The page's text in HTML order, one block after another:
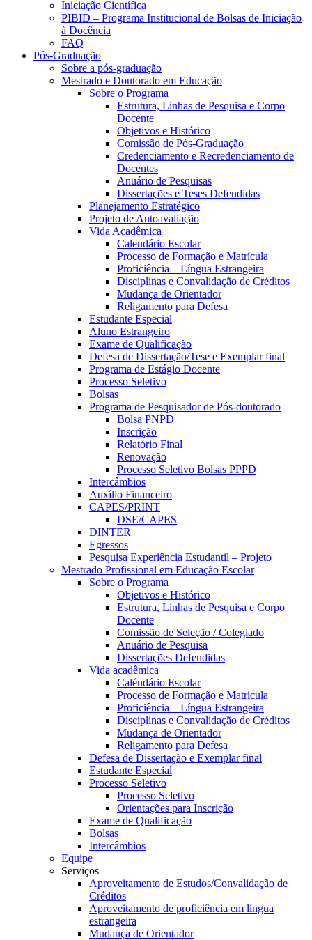
Iniciação Científica
PIBID – Programa Institucional de Bolsas de Iniciação
à Docência
FAQ
Pós-Graduação
Sobre a pós-graduação
Mestrado e Doutorado em Educação
Sobre o Programa
Estrutura, Linhas de Pesquisa e Corpo
Docente
Objetivos e Histórico
Comissão de Pós-Graduação
Credenciamento e Recredenciamento de
Docentes
Anuário de Pesquisas
Dissertações e Teses Defendidas
Planejamento Estratégico
Projeto de Autoavaliação
Vida Acadêmica
Calendário Escolar
Processo de Formação e Matrícula
Proficiência – Língua Estrangeira
Disciplinas e Convalidação de Créditos
Mudança de Orientador
Religamento para Defesa
Estudante Especial
Aluno Estrangeiro
Exame de Qualificação
Defesa de Dissertação/Tese e Exemplar final
Programa de Estágio Docente
Processo Seletivo
Bolsas
Programa de Pesquisador de Pós-doutorado
Bolsa PNPD
Inscrição
Relatório Final
Renovação
Processo Seletivo Bolsas PPPD
Intercâmbios
Auxílio Financeiro
CAPES/PRINT
DSE/CAPES
DINTER
Egressos
Pesquisa Experiência Estudantil – Projeto
Mestrado Profissional em Educação Escolar
Sobre o Programa
Objetivos e Histórico
Estrutura, Linhas de Pesquisa e Corpo
Docente
Comissão de Seleção / Colegiado
Anuário de Pesquisa
Dissertações Defendidas
Vida acadêmica
Caléndário Escolar
Processo de Formação e Matrícula
Proficiência – Língua Estrangeira
Disciplinas e Convalidação de Créditos
Mudança de Orientador
Religamento para Defesa
Defesa de Dissertação e Exemplar final
Estudante Especial
Processo Seletivo
Processo Seletivo
Orientações para Inscrição
Exame de Qualificação
Bolsas
Intercâmbios
Equipe
Serviços
Aproveitamento de Estudos/Convalidação de
Créditos
Aproveitamento de proficiência em língua
estrangeira
Mudança de Orientador